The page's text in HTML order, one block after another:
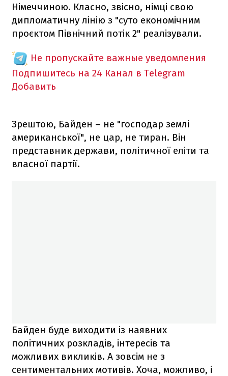
Німеччиною. Класно, звісно, німці свою
дипломатичну лінію з "суто економічним
проєктом Північний потік 2" реалізували.
Не пропускайте важные уведомления
Подпишитесь на 24 Канал в Telegram
Добавить
Зрештою, Байден – не "господар землі
американської", не цар, не тиран. Він
представник держави, політичної еліти та
власної партії.
Байден буде виходити із наявних
політичних розкладів, інтересів та
можливих викликів. А зовсім не з
сентиментальних мотивів. Хоча, можливо, і